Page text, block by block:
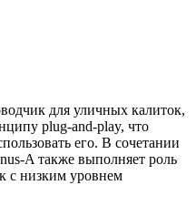
для уличных калиток,
plug-and-play, что
его. В сочетании
A также выполняет роль
с низким уровнем